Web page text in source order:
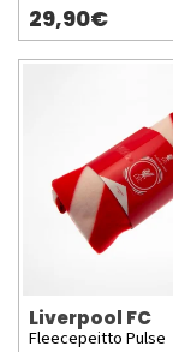
29,90€
Liverpool FC
Fleecepeitto Pulse